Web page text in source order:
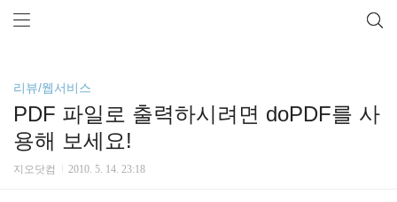
리뷰/웹서비스
PDF 파일로 출력하시려면 doPDF를 사
용해 보세요!
지오닷컴 2010. 5. 14. 23:18